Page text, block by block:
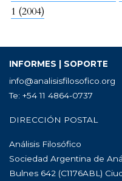
1 (2004)
INFORMES | SOPORTE
info@analisisfilosofico.org
Te: +54 11 4864-0737
DIRECCIÓN POSTAL
Análisis Filosófico
Sociedad Argentina de
Bulnes 642 (C1176ABL)